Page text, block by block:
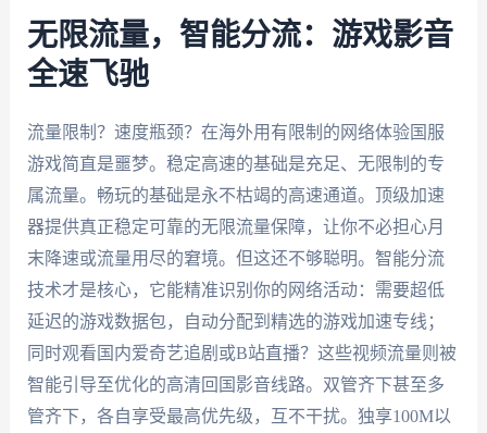
无限流量，智能分流：游戏影音
全速飞驰
流量限制？速度瓶颈？在海外用有限制的网络体验国服
游戏简直是噩梦。稳定高速的基础是充足、无限制的专
属流量。畅玩的基础是永不枯竭的高速通道。顶级加速
器提供真正稳定可靠的无限流量保障，让你不必担心月
末降速或流量用尽的窘境。但这还不够聪明。智能分流
技术才是核心，它能精准识别你的网络活动：需要超低
延迟的游戏数据包，自动分配到精选的游戏加速专线；
同时观看国内爱奇艺追剧或B站直播？这些视频流量则被
智能引导至优化的高清回国影音线路。双管齐下甚至多
管齐下，各自享受最高优先级，互不干扰。独享100M以